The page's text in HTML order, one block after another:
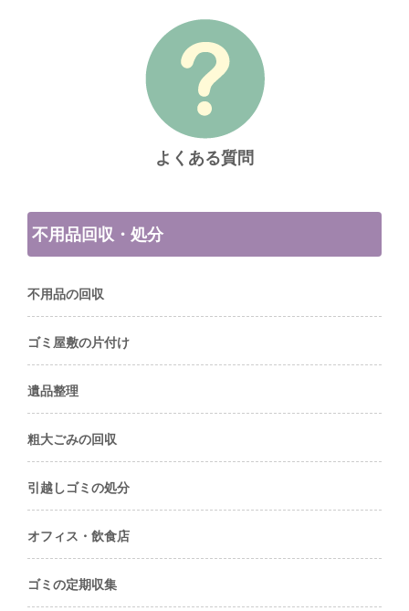
よくある質問
不用品回収・処分
不用品の回収
ゴミ屋敷の片付け
遺品整理
粗大ごみの回収
引越しゴミの処分
オフィス・飲食店
ゴミの定期収集